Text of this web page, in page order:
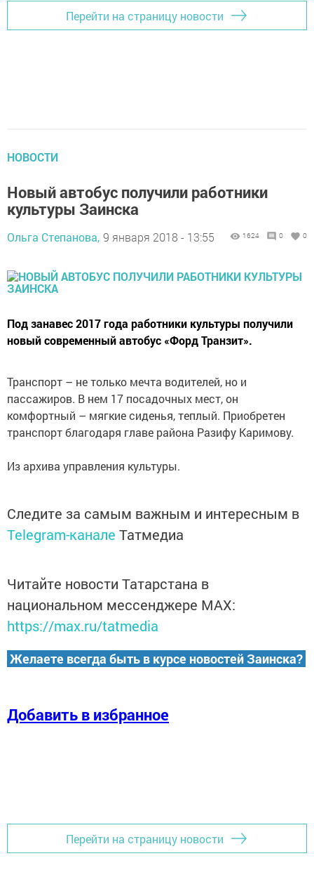
Перейти на страницу новости
НОВОСТИ
Новый автобус получили работники
культуры Заинска
Ольга Степанова, 9 января 2018 - 13:55 1624 0 0
Под занавес 2017 года работники культуры получили
новый современный автобус «Форд Транзит».
Транспорт – не только мечта водителей, но и
пассажиров. В нем 17 посадочных мест, он
комфортный – мягкие сиденья, теплый. Приобретен
транспорт благодаря главе района Разифу Каримову.
Из архива управления культуры.
Следите за самым важным и интересным в
Telegram-канале Татмедиа
Читайте новости Татарстана в
национальном мессенджере MАХ:
https://max.ru/tatmedia
Желаете всегда быть в курсе новостей Заинска?
Добавить в избранное
Перейти на страницу новости